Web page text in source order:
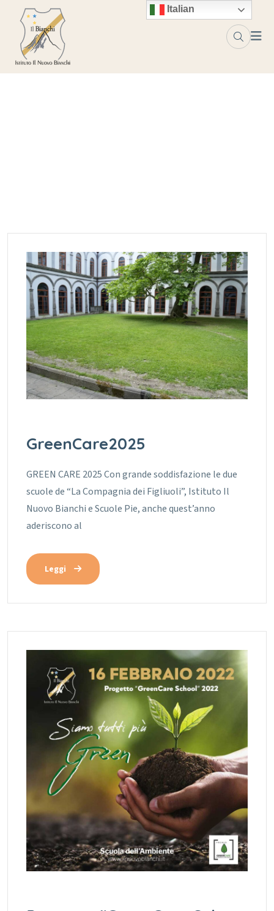
Skip to content
GreenCare2025
GREEN CARE 2025 Con grande soddisfazione le due
scuole de “La Compagnia dei Figliuoli”, Istituto Il
Nuovo Bianchi e Scuole Pie, anche quest’anno
aderiscono al
Leggi
Italian